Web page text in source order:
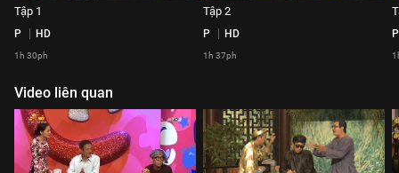
Tập 1
P HD
1h 30ph
Tập 2
P HD
1h 37ph
P
Video liên quan